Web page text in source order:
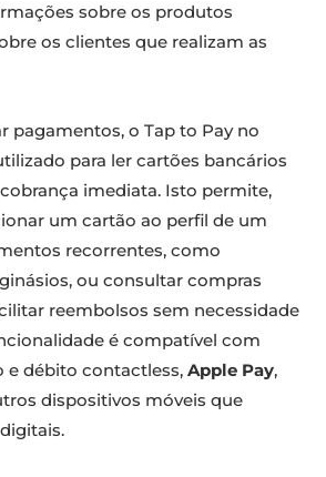
sobre os produtos
os clientes que realizam as
pagamentos, o Tap to Pay no
para ler cartões bancários
imediata. Isto permite,
um cartão ao perfil de um
recorrentes, como
ou consultar compras
reembolsos sem necessidade
é compatível com
e débito contactless, Apple Pay,
dispositivos móveis que